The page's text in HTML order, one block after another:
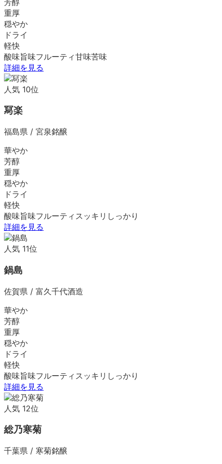
重厚
穏やか
ドライ
軽快
酸味旨味フルーティ甘味苦味
詳細を見る
人気 10位
冩楽
福島県 / 宮泉銘醸
華やか
芳醇
重厚
穏やか
ドライ
軽快
酸味旨味フルーティ スッキリ しっかり
詳細を見る
人気 11位
鍋島
佐賀県 / 富久千代酒造
華やか
芳醇
重厚
穏やか
ドライ
軽快
酸味旨味フルーティ スッキリ しっかり
詳細を見る
人気 12位
総乃寒菊
千葉県 / 寒菊銘醸